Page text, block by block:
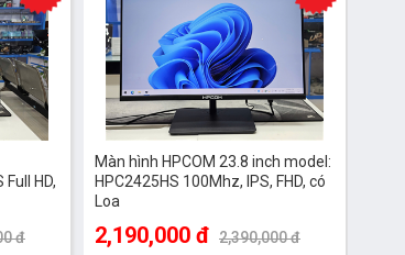
Full HD,
đ
Màn hình HPCOM 23.8 inch model:
HPC2425HS 100Mhz, IPS, FHD, có
Loa
2,190,000 đ 2,390,000 đ